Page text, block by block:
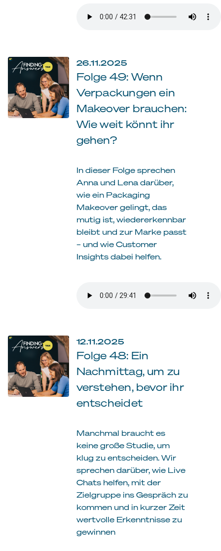
26.11.2025
Folge 49: Wenn
Verpackungen ein
Makeover brauchen:
Wie weit könnt ihr
gehen?
In dieser Folge sprechen
Anna und Lena darüber,
wie ein Packaging
Makeover gelingt, das
mutig ist, wiedererkennbar
bleibt und zur Marke passt
– und wie Customer
Insights dabei helfen.
12.11.2025
Folge 48: Ein
Nachmittag, um zu
verstehen, bevor ihr
entscheidet
Manchmal braucht es
keine große Studie, um
klug zu entscheiden. Wir
sprechen darüber, wie Live
Chats helfen, mit der
Zielgruppe ins Gespräch zu
kommen und in kurzer Zeit
wertvolle Erkenntnisse zu
gewinnen